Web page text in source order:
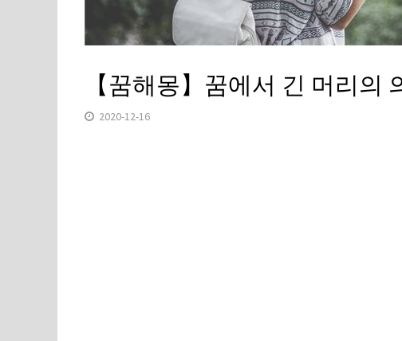
【꿈해몽】꿈에서 긴 머리의
2020-12-16